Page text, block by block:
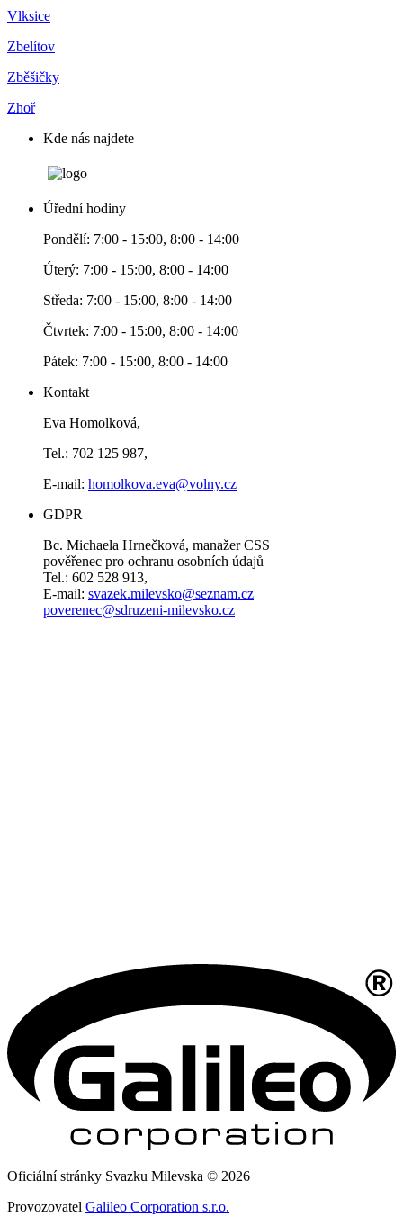
Vlksice
Zbelítov
Zběšičky
Zhoř
Kde nás najdete
Úřední hodiny
Pondělí: 7:00 - 15:00, 8:00 - 14:00
Úterý: 7:00 - 15:00, 8:00 - 14:00
Středa: 7:00 - 15:00, 8:00 - 14:00
Čtvrtek: 7:00 - 15:00, 8:00 - 14:00
Pátek: 7:00 - 15:00, 8:00 - 14:00
Kontakt
Eva Homolková,
Tel.: 702 125 987,
E-mail: homolkova.eva@volny.cz
GDPR
Bc. Michaela Hrnečková, manažer CSS
pověřenec pro ochranu osobních údajů
Tel.: 602 528 913,
E-mail: svazek.milevsko@seznam.cz
poverenec@sdruzeni-milevsko.cz
Oficiální stránky Svazku Milevska © 2026
Provozovatel Galileo Corporation s.r.o.